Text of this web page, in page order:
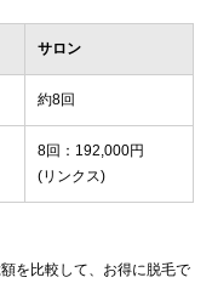
サロン
約8回
8回：192,000円
(リンクス)
を比較して、お得に脱毛で